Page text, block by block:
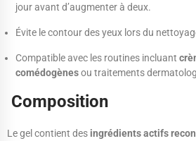
jour avant d’augmenter à deux.
Évite le contour des yeux lors du
Compatible avec les routines incluant
comédogènesou traitements
Composition
Le gel contient des ingrédients actifs